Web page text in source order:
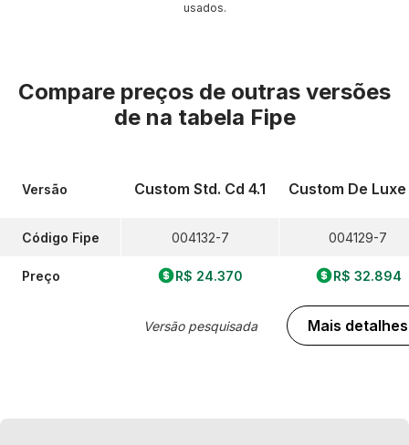
usados.
Compare preços de outras versões
de na tabela Fipe
Versão
Código Fipe
Preço
Custom Std. Cd 4.1
004132-7
R$ 24.370
Versão pesquisada
Custom De Luxe
004129-7
R$ 32.894
Mais detalhes